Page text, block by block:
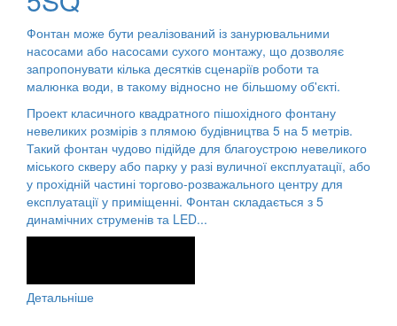
Фонтан може бути реалізований із занурювальними
насосами або насосами сухого монтажу, що дозволяє
запропонувати кілька десятків сценаріїв роботи та
малюнка води, в такому відносно не більшому об'єкті.
Проект класичного квадратного пішохідного фонтану
невеликих розмірів з плямою будівництва 5 на 5 метрів.
Такий фонтан чудово підійде для благоустрою невеликого
міського скверу або парку у разі вуличної експлуатації, або
у прохідній частині торгово-розважального центру для
експлуатації у приміщенні. Фонтан складається з 5
динамічних струменів та LED...
Детальніше